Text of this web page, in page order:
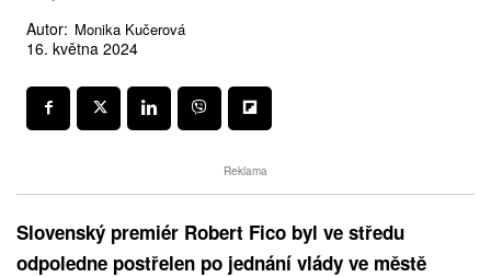
Autor: Monika Kučerová
16. května 2024
Reklama
Slovenský premiér Robert Fico byl ve středu
odpoledne postřelen po jednání vlády ve městě